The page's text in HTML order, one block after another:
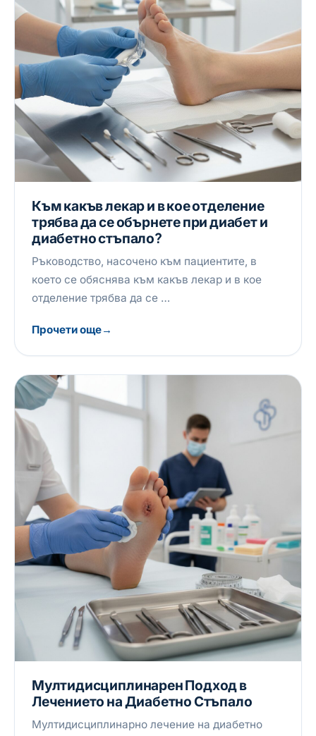
Към какъв лекар и в кое отделение
трябва да се обърнете при диабет и
диабетно стъпало?
Ръководство, насочено към пациентите, в
което се обяснява към какъв лекар и в кое
отделение трябва да се …
Прочети още
Мултидисциплинарен Подход в
Лечението на Диабетно Стъпало
Мултидисциплинарно лечение на диабетно